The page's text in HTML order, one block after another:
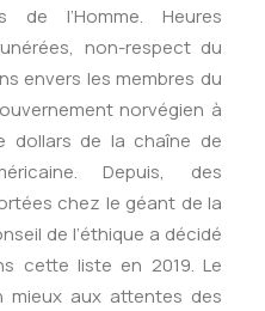
de l’Homme. Heures
non-respect du
envers les membres du
norvégien à
dollars de la chaîne de
Depuis, des
chez le géant de la
de l’éthique a décidé
cette liste en 2019. Le
mieux aux attentes des